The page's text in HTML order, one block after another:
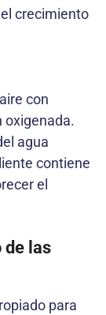
crecimiento
con
oxigenada.
agua
contiene
el
de las
para